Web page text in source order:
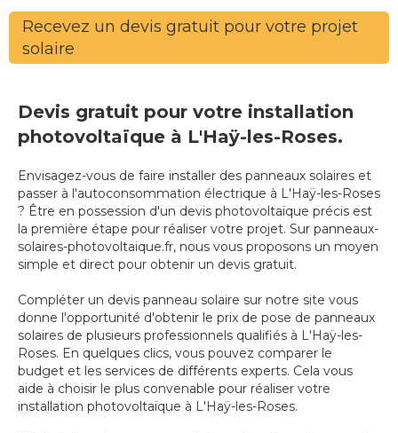
Recevez un devis gratuit pour votre projet
solaire
Devis gratuit pour votre installation
photovoltaïque à L'Haÿ-les-Roses.
Envisagez-vous de faire installer des panneaux solaires et
passer à l'autoconsommation électrique à L'Haÿ-les-Roses
? Être en possession d'un devis photovoltaïque précis est
la première étape pour réaliser votre projet. Sur panneaux-
solaires-photovoltaique.fr, nous vous proposons un moyen
simple et direct pour obtenir un devis gratuit.
Compléter un devis panneau solaire sur notre site vous
donne l'opportunité d'obtenir le prix de pose de panneaux
solaires de plusieurs professionnels qualifiés à L'Haÿ-les-
Roses. En quelques clics, vous pouvez comparer le
budget et les services de différents experts. Cela vous
aide à choisir le plus convenable pour réaliser votre
installation photovoltaïque à L'Haÿ-les-Roses.